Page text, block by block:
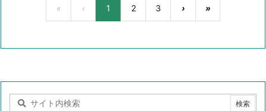
« ‹ 1 2 3 › »